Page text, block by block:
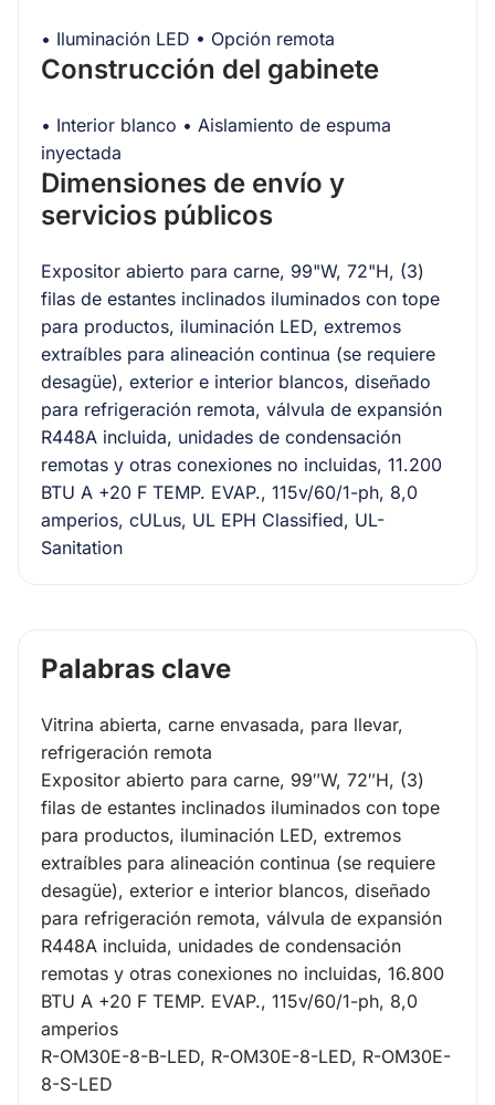
• Iluminación LED • Opción remota
Construcción del gabinete
• Interior blanco • Aislamiento de espuma
inyectada
Dimensiones de envío y
servicios públicos
Expositor abierto para carne, 99"W, 72"H, (3)
filas de estantes inclinados iluminados con tope
para productos, iluminación LED, extremos
extraíbles para alineación continua (se requiere
desagüe), exterior e interior blancos, diseñado
para refrigeración remota, válvula de expansión
R448A incluida, unidades de condensación
remotas y otras conexiones no incluidas, 11.200
BTU A +20 F TEMP. EVAP., 115v/60/1-ph, 8,0
amperios, cULus, UL EPH Classified, UL-
Sanitation
Palabras clave
Vitrina abierta, carne envasada, para llevar,
refrigeración remota
Expositor abierto para carne, 99″W, 72″H, (3)
filas de estantes inclinados iluminados con tope
para productos, iluminación LED, extremos
extraíbles para alineación continua (se requiere
desagüe), exterior e interior blancos, diseñado
para refrigeración remota, válvula de expansión
R448A incluida, unidades de condensación
remotas y otras conexiones no incluidas, 16.800
BTU A +20 F TEMP. EVAP., 115v/60/1-ph, 8,0
amperios
R-OM30E-8-B-LED, R-OM30E-8-LED, R-OM30E-
8-S-LED